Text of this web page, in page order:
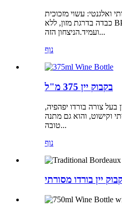
איכותי ואלגנטי: עשוי מזכוכית
כבדה בדרגת מזון, ללא BPA ועופרת, אמין
ועמיד.הניצחון הזה...
נוף
בקבוק יין 375 מ"ל
בעל צורה בורדו יפהפיה,
וקישוט, והוא גם מתנה
טובה...
נוף
יין בורדו מסורתי